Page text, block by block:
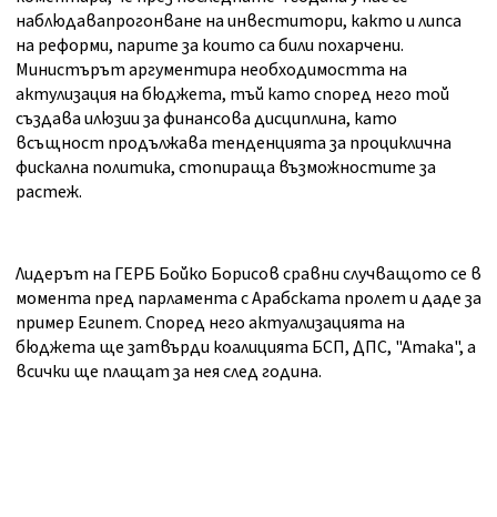
наблюдавапрогонване на инвеститори, както и липса
на реформи, парите за които са били похарчени.
Министърът аргументира необходимостта на
актулизация на бюджета, тъй като според него той
създава илюзии за финансова дисциплина, като
всъщност продължава тенденцията за проциклична
фискална политика, стопираща възможностите за
растеж.
Лидерът на ГЕРБ Бойко Борисов сравни случващото се в
момента пред парламента с Арабската пролет и даде за
пример Египет. Според него актуализацията на
бюджета ще затвърди коалицията БСП, ДПС, "Атака", а
всички ще плащат за нея след година.